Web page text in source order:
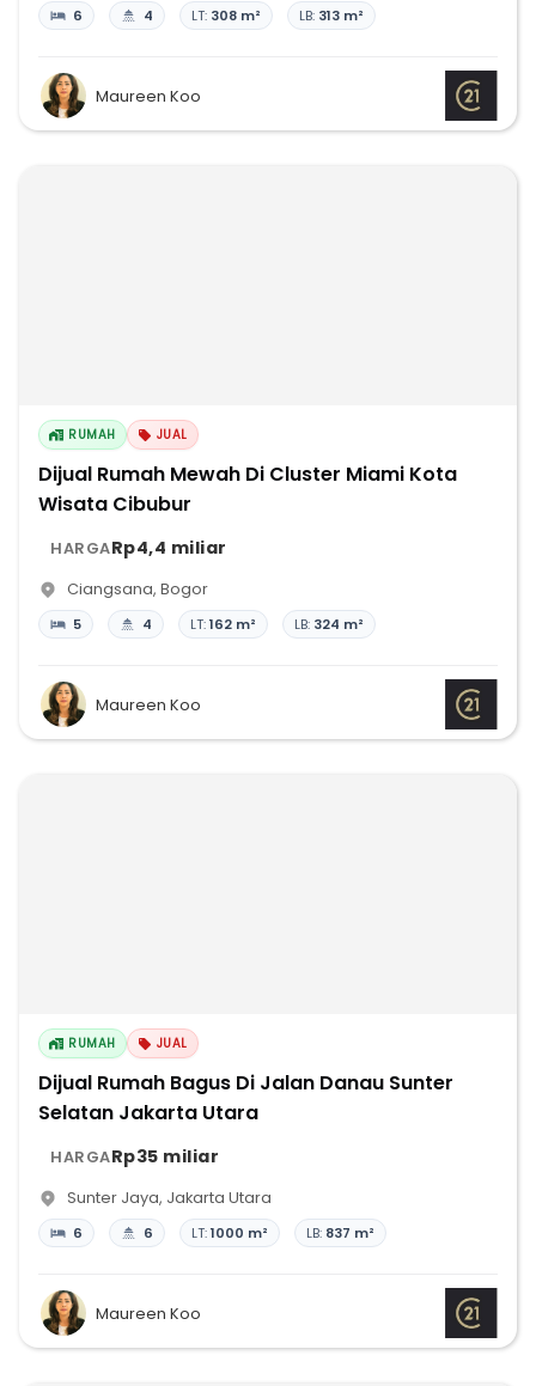
6 4 LT: 308 m² LB: 313 m²
Maureen Koo
RUMAH JUAL
Dijual Rumah Mewah Di Cluster Miami Kota
Wisata Cibubur
HARGARp4,4 miliar
Ciangsana, Bogor
5 4 LT:162 m² LB: 324 m²
Maureen Koo
RUMAH JUAL
Dijual Rumah Bagus Di Jalan Danau Sunter
Selatan Jakarta Utara
HARGARp35 miliar
Sunter Jaya, Jakarta Utara
6 6 LT:1000 m² LB: 837 m²
Maureen Koo